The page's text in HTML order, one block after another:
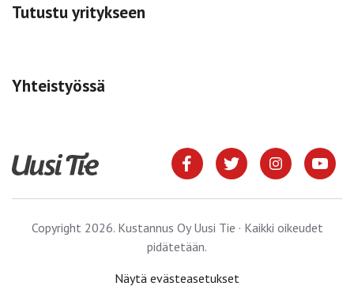
Tutustu yritykseen
Yhteistyössä
Copyright 2026. Kustannus Oy Uusi Tie · Kaikki oikeudet
pidätetään.
Näytä evästeasetukset